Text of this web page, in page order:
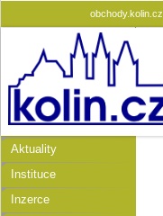
obchody.kolin.cz
Aktuality
Instituce
Inzerce